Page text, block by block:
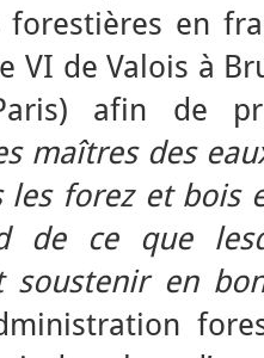
forestières en
VI de Valois à
afin de
maîtres des
les forez et bois
de ce que
soustenir en